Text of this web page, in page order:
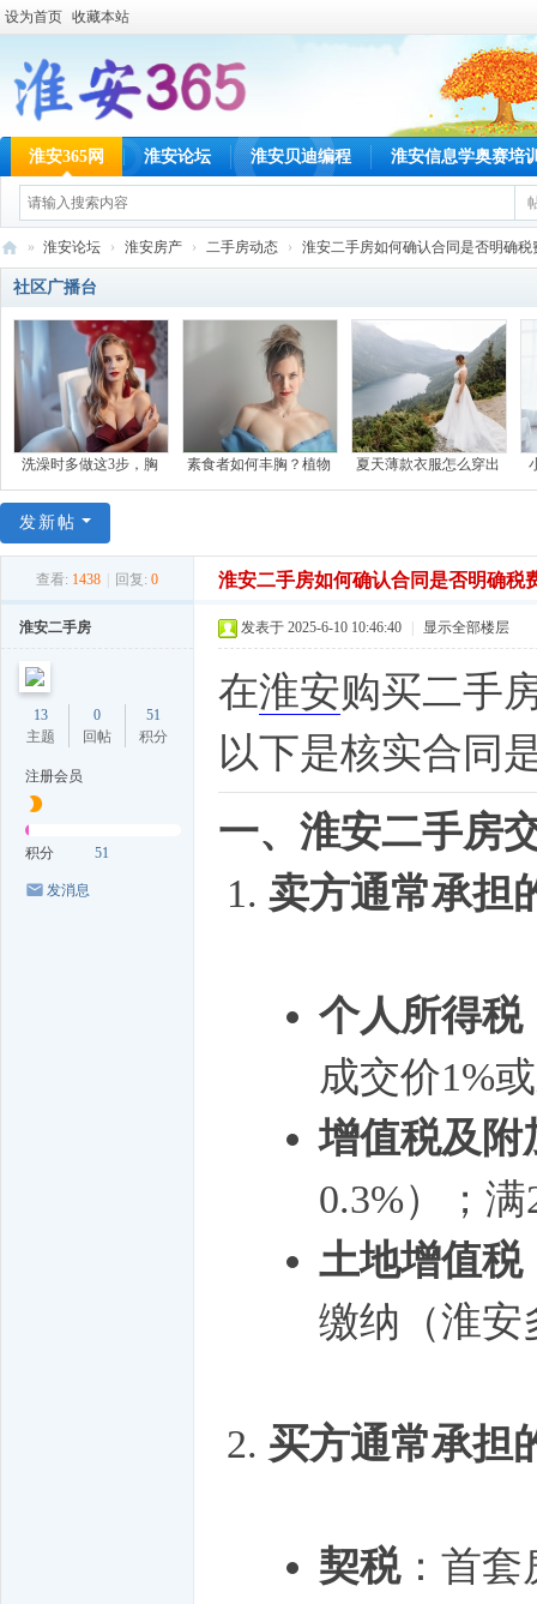
设为首页 收藏本站
淮安365网 淮安论坛 淮安贝迪编程 淮安信息学奥赛培
淮
安
网
» 淮安论坛 › 淮安房产 › 二手房动态 › 淮安二手房如何确认合同是否明确税
社区广播台
洗澡时多做这3步，胸 素食者如何丰胸？植物 夏天薄款衣服怎么穿出
发新帖
查看: 1438 回复: 0 淮安二手房如何确认合同是否明确税
淮安二手房
13
主题
0
回帖
51
积分
注册会员
积分 51
发消息
发表于 2025-6-10 10:46:40 显示全部楼层
在淮安购买二手
以下是核实合同
一、淮安二手房
卖方通常承担
个人所得税
成交价1%
增值税及附
0.3%）；
土地增值税
缴纳（淮安
买方通常承担
契税：首套